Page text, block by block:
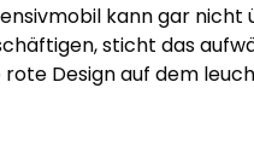
kann gar nicht
sticht das
Design auf dem